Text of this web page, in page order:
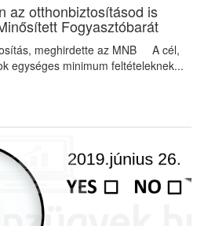
az otthonbiztosításod is
Fogyasztóbarát
meghirdette az MNB A cél,
egységes minimum feltételeknek...